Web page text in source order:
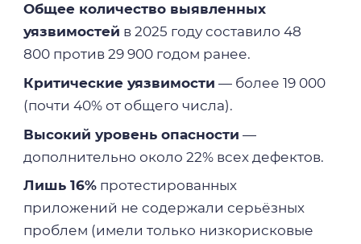
Общее количество выявленных
уязвимостей в 2025 году составило 48
800 против 29 900 годом ранее.
Критические уязвимости — более 19 000
(почти 40% от общего числа).
Высокий уровень опасности —
дополнительно около 22% всех дефектов.
Лишь 16%протестированных
приложений не содержали серьёзных
проблем (имели только низкорисковые